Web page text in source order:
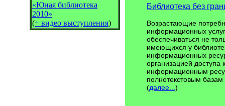
«Юная библиотека
2010»
(+ видео выступления)
Библиотека без
Возрастающие
информационных
обеспечиваться не
имеющихся у
информационных
организацией
информационным
полнотекстовым
(далее... )